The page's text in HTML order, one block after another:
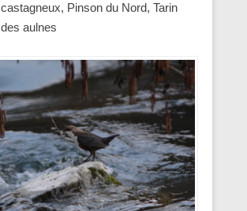
castagneux, Pinson du Nord, Tarin
des aulnes